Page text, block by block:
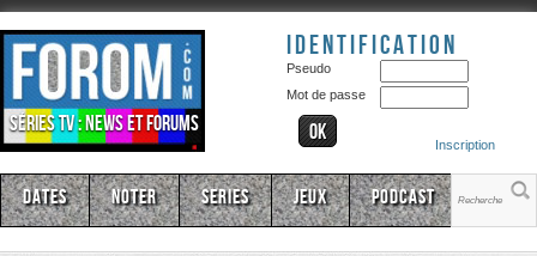
Séries TV : news et forums
Identification
Pseudo
Mot de passe
Inscription
Dates Noter Series Jeux Podcast